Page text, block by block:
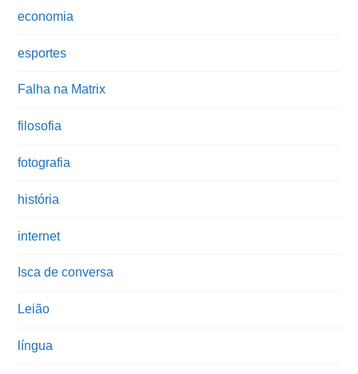
economia
esportes
Falha na Matrix
filosofia
fotografia
história
internet
Isca de conversa
Leião
língua